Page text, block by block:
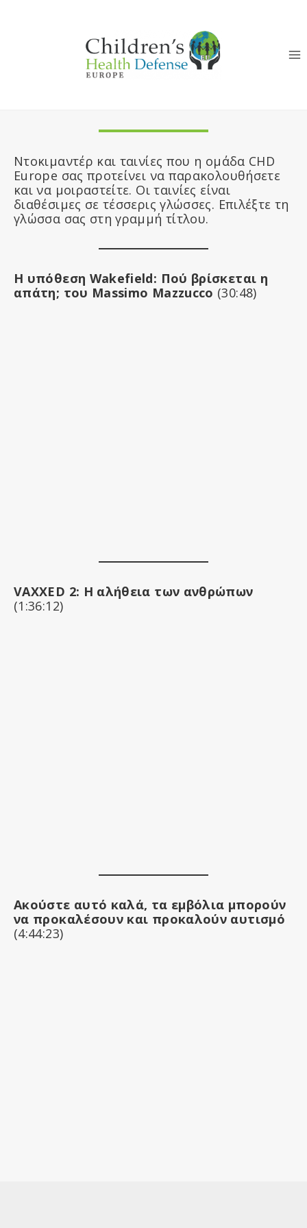
Ντοκιμαντέρ και ταινίες που η ομάδα CHD
Europe σας προτείνει να παρακολουθήσετε
και να μοιραστείτε. Οι ταινίες είναι
διαθέσιμες σε τέσσερις γλώσσες. Επιλέξτε τη
γλώσσα σας στη γραμμή τίτλου.
Η υπόθεση Wakefield: Πού βρίσκεται η
απάτη; του Massimo Mazzucco (30:48)
VAXXED 2: Η αλήθεια των ανθρώπων
(1:36:12)
Ακούστε αυτό καλά, τα εμβόλια μπορούν
να προκαλέσουν και προκαλούν αυτισμό
(4:44:23)